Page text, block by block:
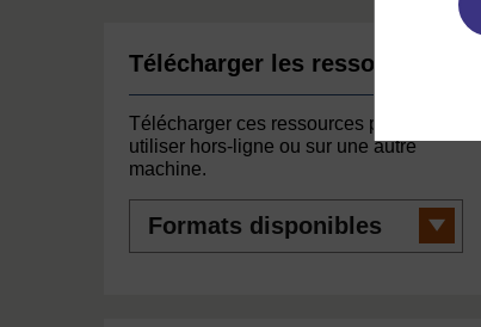
Télécharger les ressources
Télécharger ces ressources pour les
utiliser hors-ligne ou sur une autre
machine.
disponibles